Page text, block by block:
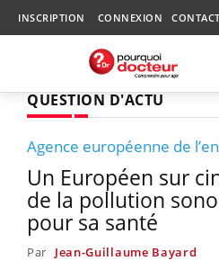
INSCRIPTION CONNEXION CONTACT
QUESTION D'ACTU
Agence européenne de
Un Européen sur
de la pollution
pour sa santé
Par Jean-Guillaume Bayard